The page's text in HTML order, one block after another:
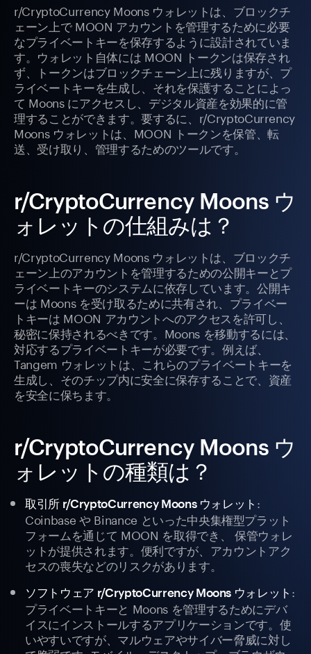
r/CryptoCurrency Moons ウォレットは、ブロックチ
ェーン上で MOON アカウントを管理するために必要
なプライベートキーを保存するように設計されていま
す。ウォレット自体には MOON トークンは保存され
ず、トークンはブロックチェーン上に残りますが、プ
ライベートキーを生成し、それを保護することによっ
て Moons にアクセスし、デジタル資産を効果的に管
理することができます。要するに、r/CryptoCurrency
Moons ウォレットは、MOON トークンを保管、転
送、受け取り、管理するためのツールです。
r/CryptoCurrency Moons ウ
ォレットの仕組みは？
r/CryptoCurrency Moons ウォレットは、ブロックチ
ェーン上のアカウントを管理するための公開キーとプ
ライベートキーのシステムに依存しています。公開キ
ーは Moons を受け取るために共有され、プライベー
トキーは MOON アカウントへのアクセスを許可し、
秘密に保持されるべきです。Moons を移動するには、
対応するプライベートキーが必要です。例えば、
Tangem ウォレットは、これらのプライベートキーを
生成し、そのチップ内に安全に保存することで、資産
を安全に保ちます。
r/CryptoCurrency Moons ウ
ォレットの種類は？
取引所 r/CryptoCurrency Moons ウォレット :
Coinbase や Binance といった中央集権型プラット
フォームを通じて MOON を取得でき、 保管ウォレ
ットが提供されます。便利ですが、アカウントアク
セスの喪失などのリスクがあります。
ソフトウェア r/CryptoCurrency Moons ウォレット :
プライベートキーと Moons を管理するためにデバ
イスにインストールするアプリケーションです。使
いやすいですが、マルウェアやサイバー脅威に対し